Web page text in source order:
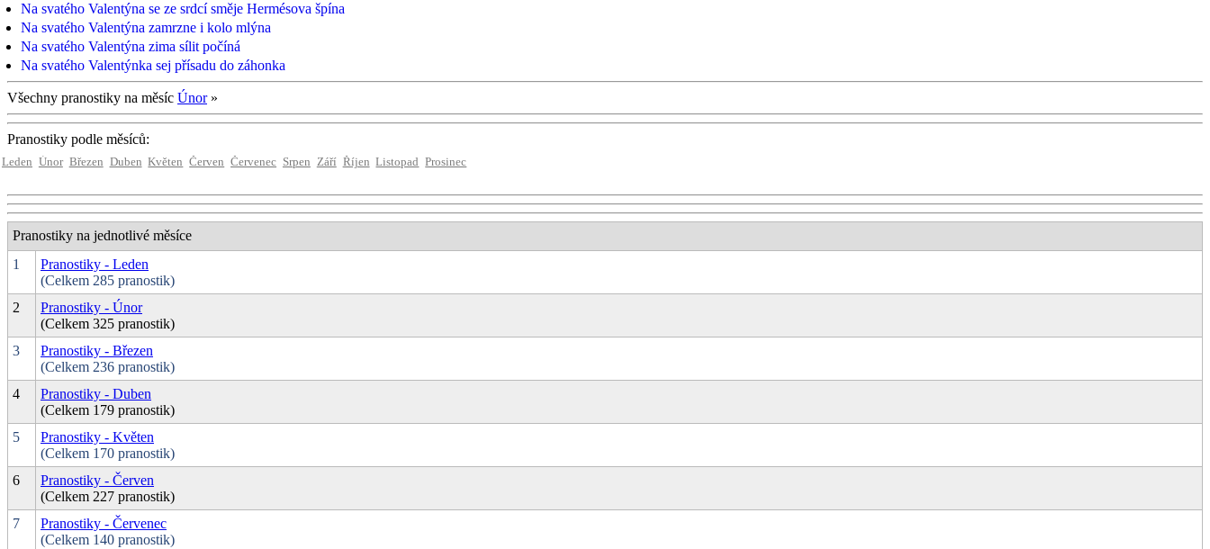
Na svatého Valentýna se ze srdcí směje Hermésova špína
Na svatého Valentýna zamrzne i kolo mlýna
Na svatého Valentýna zima sílit počíná
Na svatého Valentýnka sej přísadu do záhonka
Všechny pranostiky na měsíc Únor»
Pranostiky podle měsíců:
Leden Únor Březen Duben Květen Červen Červenec Srpen Září Říjen Listopad Prosinec
Pranostiky na jednotlivé měsíce
1
Pranostiky - Leden
(Celkem 285 pranostik)
2
Pranostiky - Únor
(Celkem 325 pranostik)
3
Pranostiky - Březen
(Celkem 236 pranostik)
4
Pranostiky - Duben
(Celkem 179 pranostik)
5
Pranostiky - Květen
(Celkem 170 pranostik)
6
Pranostiky - Červen
(Celkem 227 pranostik)
7
Pranostiky - Červenec
(Celkem 140 pranostik)